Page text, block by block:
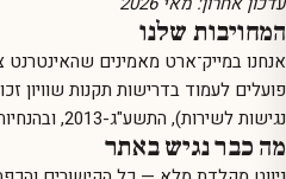
המחויבות שלנו
אנחנו במייק־ארט מאמינים שהאינטרנט
פועלים לעמוד בדרישות תקנות שוויון
נגישות לשירות), התשע"ג-2013, ובהנחיות WCAG 2.1 ברמת AA.
מה כבר נגיש באתר